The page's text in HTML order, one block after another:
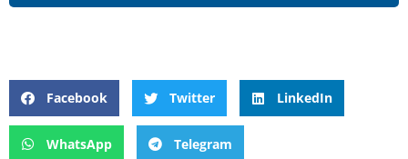
Facebook Twitter LinkedIn
WhatsApp Telegram